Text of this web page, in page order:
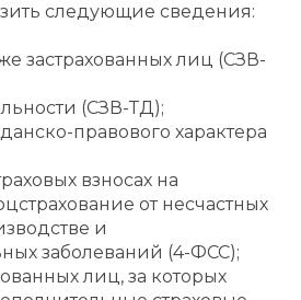
следующие сведения:
застрахованных лиц (СЗВ-
(СЗВ-ТД);
правового характера
взносах на
от несчастных
и
заболеваний (4-ФСС);
лиц, за которых